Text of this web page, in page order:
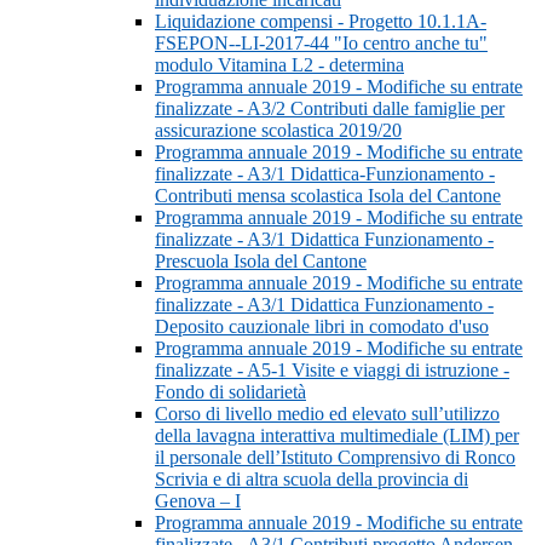
Liquidazione compensi - Progetto 10.1.1A-
FSEPON--LI-2017-44 "Io centro anche tu"
modulo Vitamina L2 - determina
Programma annuale 2019 - Modifiche su entrate
finalizzate - A3/2 Contributi dalle famiglie per
assicurazione scolastica 2019/20
Programma annuale 2019 - Modifiche su entrate
finalizzate - A3/1 Didattica-Funzionamento -
Contributi mensa scolastica Isola del Cantone
Programma annuale 2019 - Modifiche su entrate
finalizzate - A3/1 Didattica Funzionamento -
Prescuola Isola del Cantone
Programma annuale 2019 - Modifiche su entrate
finalizzate - A3/1 Didattica Funzionamento -
Deposito cauzionale libri in comodato d'uso
Programma annuale 2019 - Modifiche su entrate
finalizzate - A5-1 Visite e viaggi di istruzione -
Fondo di solidarietà
Corso di livello medio ed elevato sull’utilizzo
della lavagna interattiva multimediale (LIM) per
il personale dell’Istituto Comprensivo di Ronco
Scrivia e di altra scuola della provincia di
Genova – I
Programma annuale 2019 - Modifiche su entrate